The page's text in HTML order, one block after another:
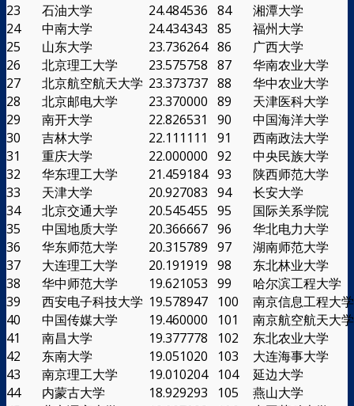
23
石油大学 24.484536 84
湘潭大学
24
中南大学 24.434343 85
福州大学
25
山东大学 23.736264 86
广西大学
26
北京理工大学 23.575758 87
华南农业大学
27
北京航空航天大学 23.373737 88
华中农业大学
28
北京邮电大学 23.370000 89
天津医科大学
29
南开大学 22.826531 90
中国海洋大学
30
吉林大学 22.111111 91
西南政法大学
31
重庆大学 22.000000 92
中央民族大学
32
华东理工大学 21.459184 93
陕西师范大学
33
天津大学 20.927083 94
长安大学
34
北京交通大学 20.545455 95
国际关系学院
35
中国地质大学 20.366667 96
华北电力大学
36
华东师范大学 20.315789 97
湖南师范大学
37
大连理工大学 20.191919 98
东北林业大学
38
华中师范大学 19.621053 99
哈尔滨工程大学
39
西安电子科技大学 19.578947 100
南京信息工程大学
40
中国传媒大学 19.460000 101
南京航空航天大学
41
南昌大学 19.377778 102
东北农业大学
42
东南大学 19.051020 103
大连海事大学
43
南京理工大学 19.010204 104
延边大学
44
内蒙古大学 18.929293 105
燕山大学